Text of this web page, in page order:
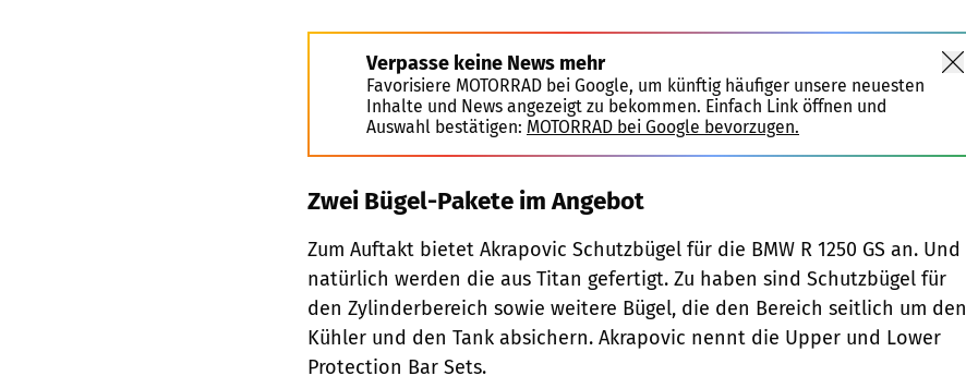
Verpasse keine News mehr
Favorisiere MOTORRAD bei Google, um künftig häufiger unsere neuesten
Inhalte und News angezeigt zu bekommen. Einfach Link öffnen und
Auswahl bestätigen: MOTORRAD bei Google bevorzugen.
Zwei Bügel-Pakete im Angebot
Zum Auftakt bietet Akrapovic Schutzbügel für die BMW R 1250 GS an. Und
natürlich werden die aus Titan gefertigt. Zu haben sind Schutzbügel für
den Zylinderbereich sowie weitere Bügel, die den Bereich seitlich um den
Kühler und den Tank absichern. Akrapovic nennt die Upper und Lower
Protection Bar Sets.